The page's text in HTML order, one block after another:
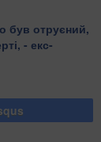
був отруєний,
- екс-